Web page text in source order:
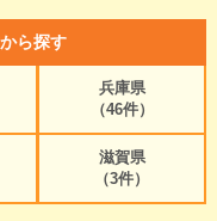
ら探す
兵庫県
（46件）
滋賀県
（3件）